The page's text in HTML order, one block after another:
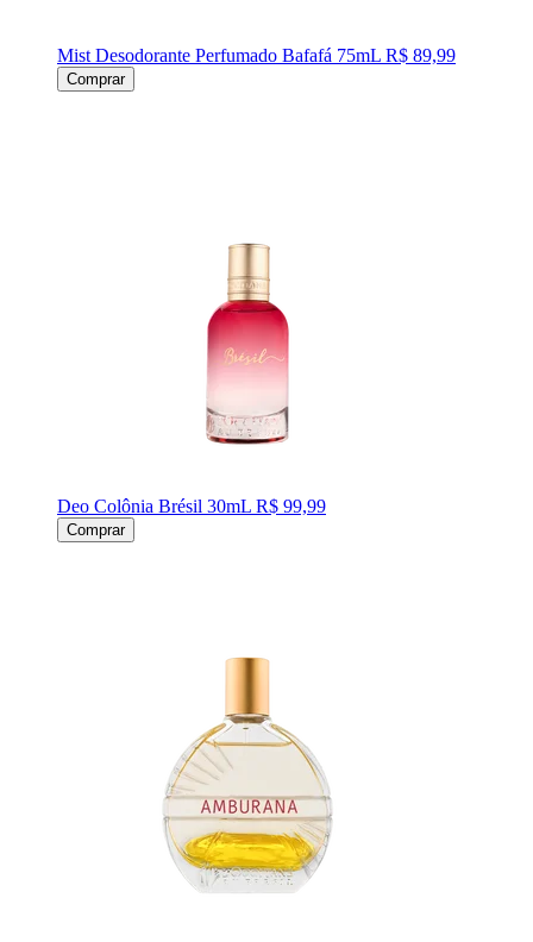
Mist Desodorante Perfumado Bafafá 75mL R$ 89,99
Comprar
Deo Colônia Brésil 30mL R$ 99,99
Comprar